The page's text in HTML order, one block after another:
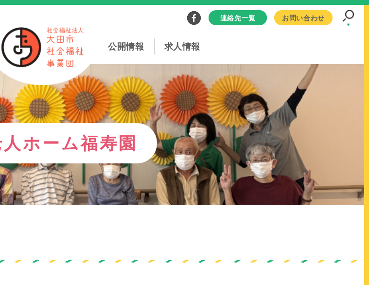
連絡先一覧 お問い合わせ
公開情報 求人情報
ホーム福寿園